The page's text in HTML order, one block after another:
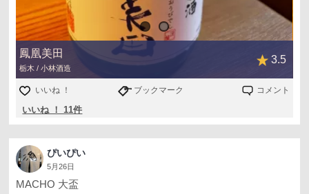
鳳凰美田
栃木 / 小林酒造
3.5
いいね ！ ブックマーク コメント
いいね ！ 11件
ぴいぴい
5月26日
MACHO 大盃